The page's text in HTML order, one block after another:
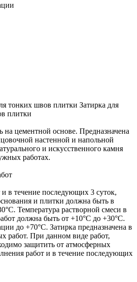
тонких швов плитки Затирка для
плитки
на цементной основе. Предназначена
настенной и напольной
и искусственного камня
работах.
в течение последующих 3 суток,
и плитки должна быть в
Температура растворной смеси в
должна быть от +10°С до +30°С.
до +70°С. Затирка предназначена в
работ. При данном виде работ,
защитить от атмосферных
работ и в течение последующих